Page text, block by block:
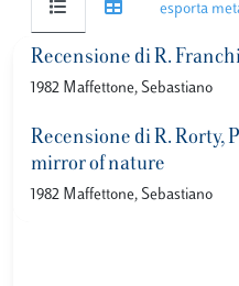
esporta
Recensione di R.
1982 Maffettone, Sebastiano
Recensione di R. Rorty,
mirror of nature
1982 Maffettone, Sebastiano